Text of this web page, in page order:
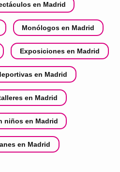
en Madrid
Monólogos en Madrid
Exposiciones en Madrid
en Madrid
en Madrid
niños en Madrid
en Madrid